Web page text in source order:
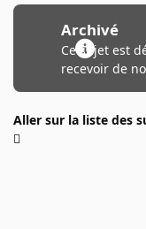
Archivé
Ce sujet est
recevoir de
Aller sur la liste des